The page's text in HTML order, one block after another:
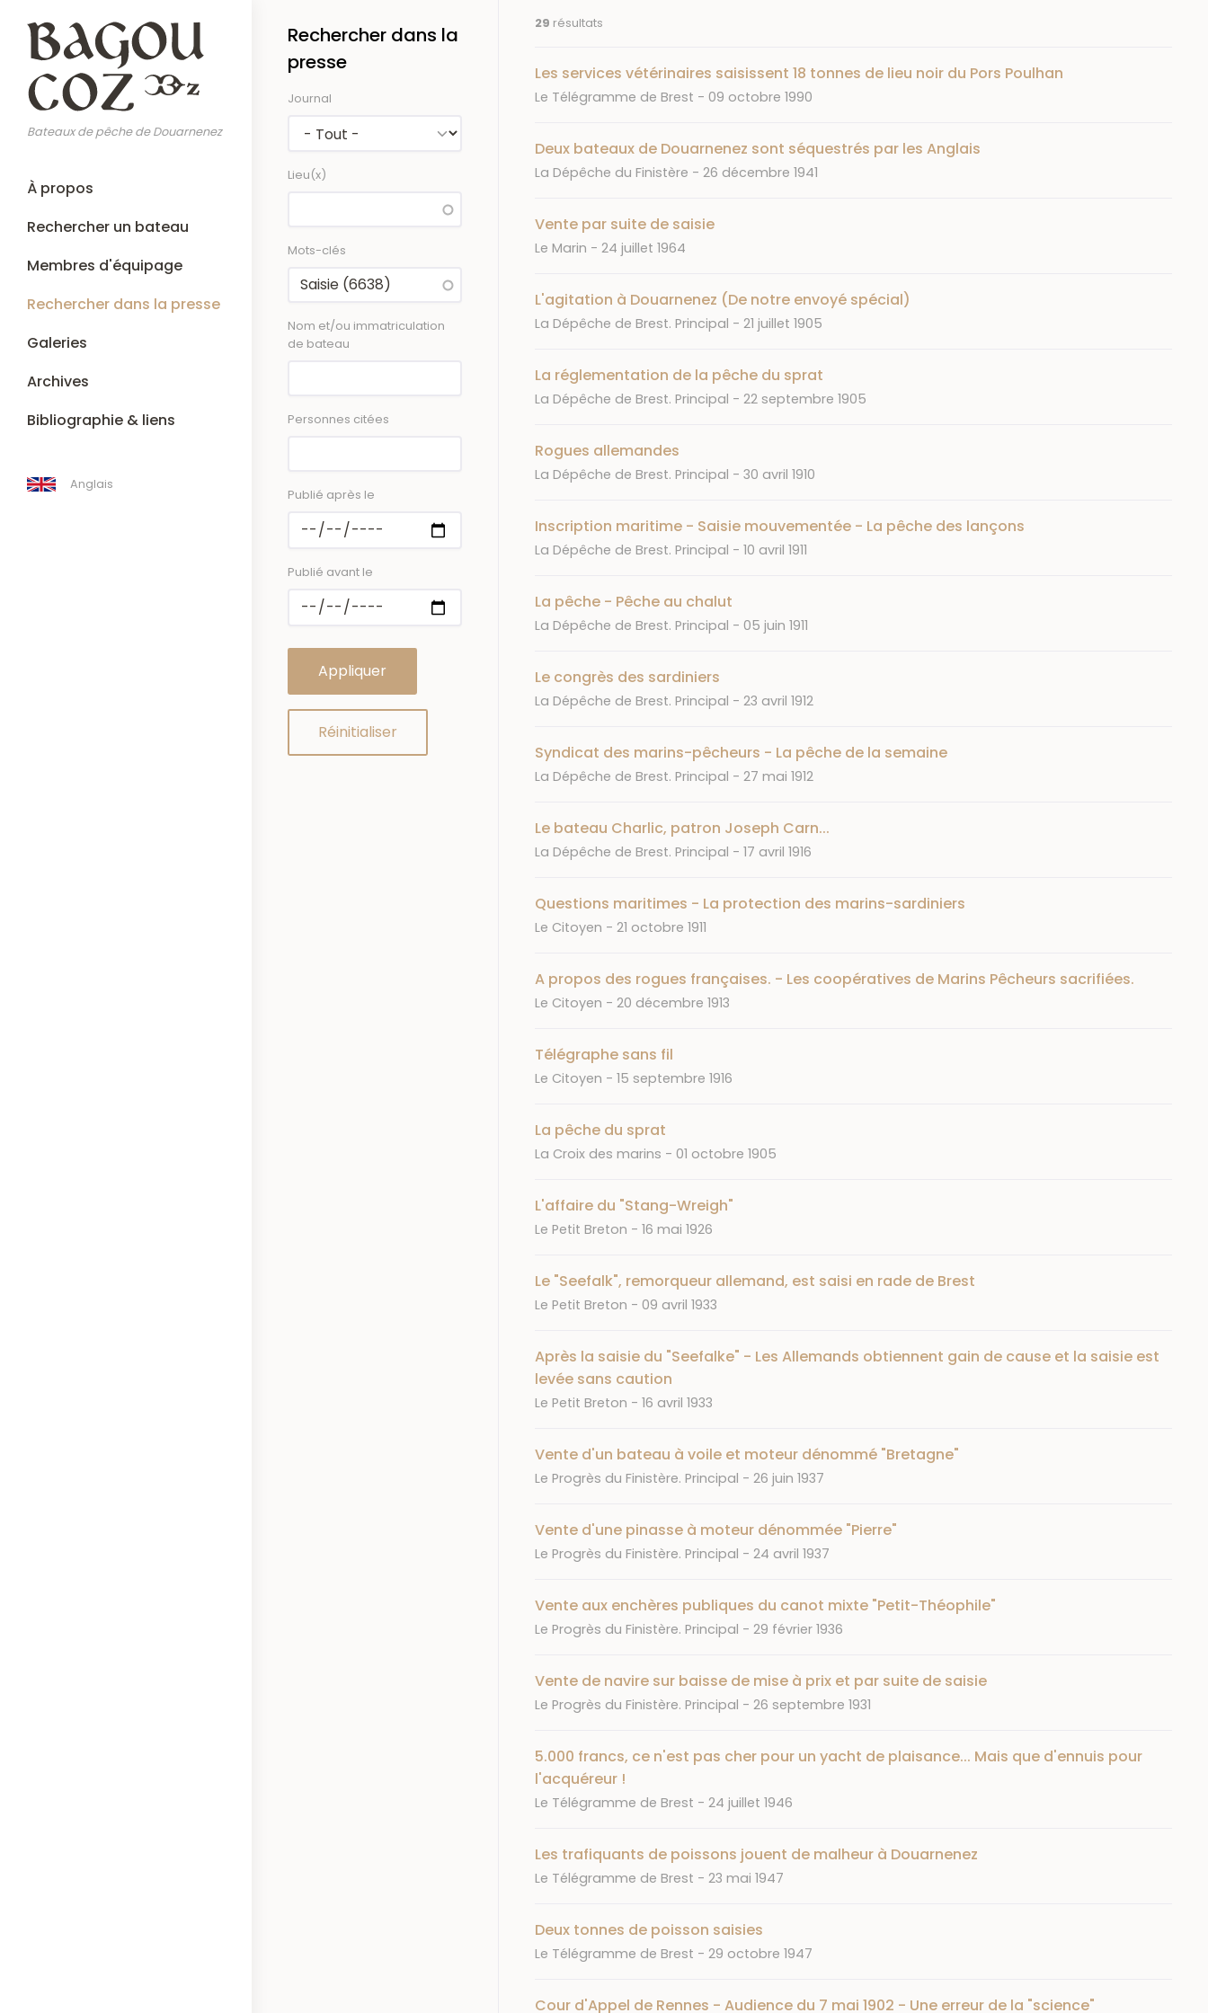
contenu
principal
Bateaux de pêche de Douarnenez
Main
navigation
À propos
Rechercher un bateau
Membres d'équipage
Rechercher dans la presse
Galeries
Archives
Bibliographie & liens
Anglais
Rechercher dans la
presse
Journal
Lieu(x)
Mots-clés
Nom et/ou immatriculation
de bateau
Personnes citées
Publié après le
Publié avant le
29 résultats
Les services vétérinaires saisissent 18 tonnes de lieu noir du Pors Poulhan
Journal
Le Télégramme de Brest Date
09 octobre 1990
Deux bateaux de Douarnenez sont séquestrés par les Anglais
Journal
La Dépêche du Finistère Date
26 décembre 1941
Vente par suite de saisie
Journal
Le Marin Date
24 juillet 1964
L'agitation à Douarnenez (De notre envoyé spécial)
Journal
La Dépêche de Brest. Principal Date
21 juillet 1905
La réglementation de la pêche du sprat
Journal
La Dépêche de Brest. Principal Date
22 septembre 1905
Rogues allemandes
Journal
La Dépêche de Brest. Principal Date
30 avril 1910
Inscription maritime - Saisie mouvementée - La pêche des lançons
Journal
La Dépêche de Brest. Principal Date
10 avril 1911
La pêche - Pêche au chalut
Journal
La Dépêche de Brest. Principal Date
05 juin 1911
Le congrès des sardiniers
Journal
La Dépêche de Brest. Principal Date
23 avril 1912
Syndicat des marins-pêcheurs - La pêche de la semaine
Journal
La Dépêche de Brest. Principal Date
27 mai 1912
Le bateau Charlic, patron Joseph Carn...
Journal
La Dépêche de Brest. Principal Date
17 avril 1916
Questions maritimes - La protection des marins-sardiniers
Journal
Le Citoyen Date
21 octobre 1911
A propos des rogues françaises. - Les coopératives de Marins Pêcheurs sacrifiées.
Journal
Le Citoyen Date
20 décembre 1913
Télégraphe sans fil
Journal
Le Citoyen Date
15 septembre 1916
La pêche du sprat
Journal
La Croix des marins Date
01 octobre 1905
L'affaire du "Stang-Wreigh"
Journal
Le Petit Breton Date
16 mai 1926
Le "Seefalk", remorqueur allemand, est saisi en rade de Brest
Journal
Le Petit Breton Date
09 avril 1933
Après la saisie du "Seefalke" - Les Allemands obtiennent gain de cause et la saisie est
levée sans caution
Journal
Le Petit Breton Date
16 avril 1933
Vente d'un bateau à voile et moteur dénommé "Bretagne"
Journal
Le Progrès du Finistère. Principal Date
26 juin 1937
Vente d'une pinasse à moteur dénommée "Pierre"
Journal
Le Progrès du Finistère. Principal Date
24 avril 1937
Vente aux enchères publiques du canot mixte "Petit-Théophile"
Journal
Le Progrès du Finistère. Principal Date
29 février 1936
Vente de navire sur baisse de mise à prix et par suite de saisie
Journal
Le Progrès du Finistère. Principal Date
26 septembre 1931
5.000 francs, ce n'est pas cher pour un yacht de plaisance... Mais que d'ennuis pour
l'acquéreur !
Journal
Le Télégramme de Brest Date
24 juillet 1946
Les trafiquants de poissons jouent de malheur à Douarnenez
Journal
Le Télégramme de Brest Date
23 mai 1947
Deux tonnes de poisson saisies
Journal
Le Télégramme de Brest Date
29 octobre 1947
Cour d'Appel de Rennes - Audience du 7 mai 1902 - Une erreur de la "science"